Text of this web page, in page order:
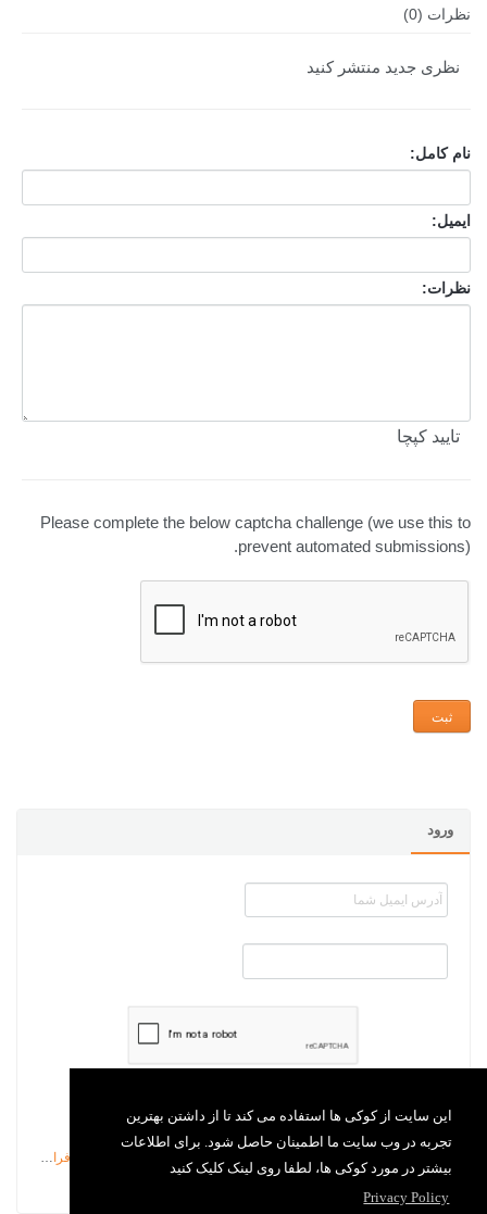
این سایت از کوکی ها استفاده می کند تا از داشتن بهترین
تجربه در وب سایت ما اطمینان حاصل شود. برای اطلاعات
بیشتر در مورد کوکی ها، لطفا روی لینک کلیک کنید
Privacy Policy
ورود
رمزعبور را فراموش کرده ام
نظرات (0)
نظری جدید منتشر کنید
نام کامل:
ایمیل:
نظرات:
تایید کپچا
Please complete the below captcha challenge (we use this to
prevent automated submissions).